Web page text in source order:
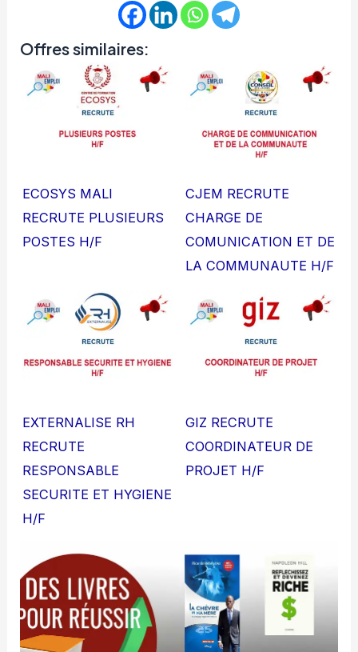
Offres similaires:
ECOSYS MALI
RECRUTE PLUSIEURS
POSTES H/F
CJEM RECRUTE
CHARGE DE
COMUNICATION ET DE
LA COMMUNAUTE H/F
EXTERNALISE RH
RECRUTE
RESPONSABLE
SECURITE ET HYGIENE
H/F
GIZ RECRUTE
COORDINATEUR DE
PROJET H/F